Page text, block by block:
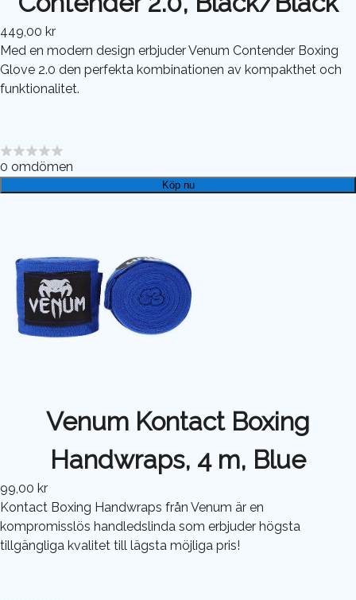
449,00 kr
Med en modern design erbjuder Venum Contender Boxing
Glove 2.0 den perfekta kombinationen av kompakthet och
funktionalitet.
0 omdömen
Köp nu
Venum Kontact Boxing
Handwraps, 4 m, Blue
99,00 kr
Kontact Boxing Handwraps från Venum är en
kompromisslös handledslinda som erbjuder högsta
tillgängliga kvalitet till lägsta möjliga pris!